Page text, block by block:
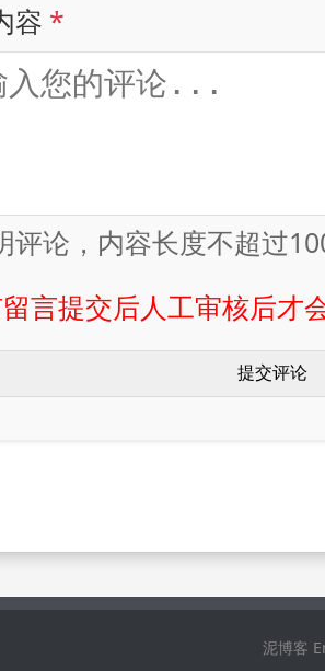
容 *
评论，内容长度不超过
言提交后人工审核后才
泥博客